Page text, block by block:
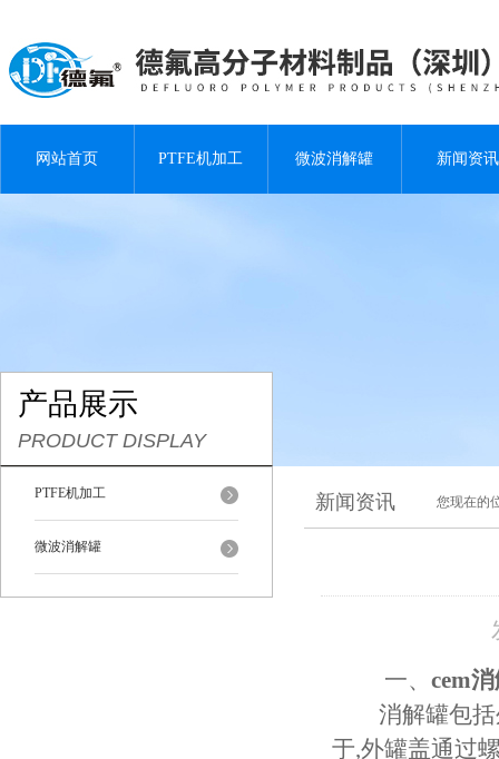
网站首页 PTFE机加工 微波消解罐 新闻资讯
产品展示
PRODUCT DISPLAY
PTFE机加工
微波消解罐
新闻资讯 您现在的
一、 cem
消解罐包括外
于,外罐盖通过